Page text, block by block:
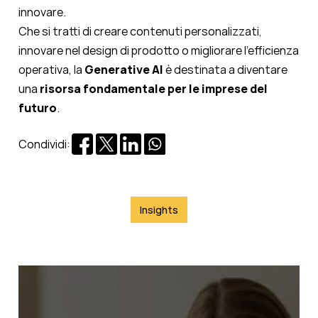
innovare.
Che si tratti di creare contenuti personalizzati,
innovare nel design di prodotto o migliorare l'efficienza
operativa, la Generative AIè destinata a diventare
una risorsa fondamentale per le imprese del
futuro.
Condividi:
Insights